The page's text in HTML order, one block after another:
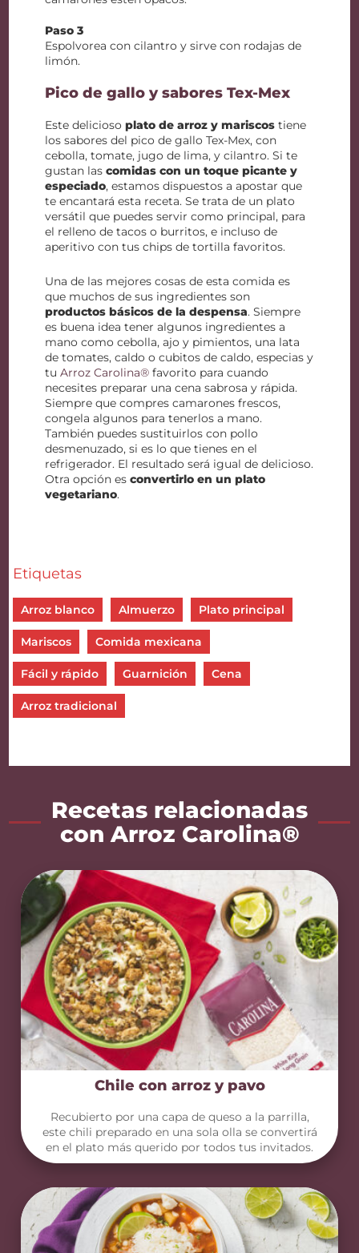
Paso 3
Espolvorea con cilantro y sirve con rodajas de
limón.
Pico de gallo y sabores Tex-Mex
Este deliciosoplato de arroz y mariscos tiene
los sabores del pico de gallo Tex-Mex, con
cebolla, tomate, jugo de lima, y cilantro. Si te
gustan lascomidas con un toque picante y
especiado, estamos dispuestos a apostar que
te encantará esta receta. Se trata de un plato
versátil que puedes servir como principal, para
el relleno de tacos o burritos, e incluso de
aperitivo con tus chips de tortilla favoritos.
Una de las mejores cosas de esta comida es
que muchos de sus ingredientes son
productos básicos de la despensa. Siempre
es buena idea tener algunos ingredientes a
mano como cebolla, ajo y pimientos, una lata
de tomates, caldo o cubitos de caldo, especias y
tuArroz Carolina® favorito para cuando
necesites preparar una cena sabrosa y rápida.
Siempre que compres camarones frescos,
congela algunos para tenerlos a mano.
También puedes sustituirlos con pollo
desmenuzado, si es lo que tienes en el
refrigerador. El resultado será igual de delicioso.
Otra opción esconvertirlo en un plato
vegetariano.
Etiquetas
Arroz blanco Almuerzo Plato principal
Mariscos Comida mexicana
Fácil y rápido Guarnición Cena
Arroz tradicional
Recetas relacionadas
con Arroz Carolina®
Chile con arroz y pavo
Recubierto por una capa de queso a la parrilla,
este chili preparado en una sola olla se convertirá
en el plato más querido por todos tus invitados.